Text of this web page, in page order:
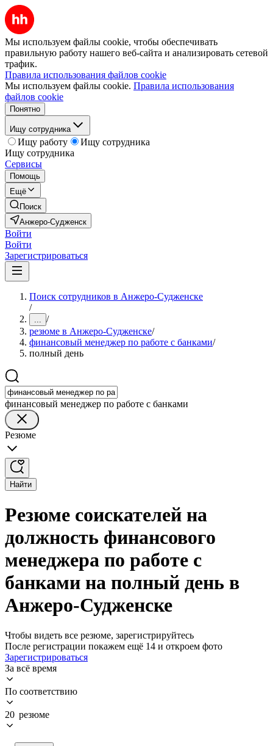
Мы используем файлы cookie, чтобы обеспечивать
правильную работу нашего веб-сайта и анализировать сетевой
трафик.
Правила использования файлов cookie
Мы используем файлы cookie. Правила использования
файлов cookie
Понятно
Ищу сотрудника
Ищу работу
Ищу сотрудника
Ищу сотрудника
Сервисы
Помощь
Ещё
Поиск
Анжеро-Судженск
Войти
Войти
Зарегистрироваться
Поиск сотрудников в Анжеро-Судженске
/
... /
резюме в Анжеро-Судженске/
финансовый менеджер по работе с банками/
полный день
финансовый менеджер по работе с банками
Резюме
Найти
Резюме соискателей на
должность финансового
менеджера по работе с
банками на полный день в
Анжеро-Судженске
Чтобы видеть все резюме, зарегистрируйтесь
После регистрации покажем ещё 14 и откроем фото
Зарегистрироваться
За всё время
По соответствию
20 резюме